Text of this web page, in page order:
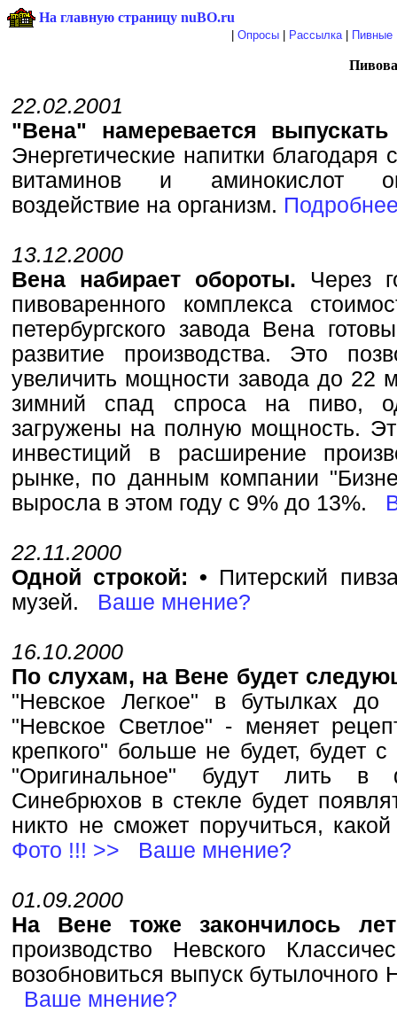
На главную страницу nuBO.ru
Опросы| Рассылка| Пивные
22.02.2001
"Вена" намеревается выпускать
Энергетические напитки
витаминов и аминокислот
воздействие на организм.
13.12.2000
Вена набирает обороты. Через
пивоваренного комплекса
петербургского завода Вена
развитие производства. Это
увеличить мощности завода до 22
зимний спад спроса на пиво,
загружены на полную мощность.
инвестиций в расширение
рынке, по данным компании
выросла в этом году с 9% до 13%.
22.11.2000
Одной строкой: • Питерский
музей. Ваше мнение?
16.10.2000
По слухам, на Вене будет
"Hевское Легкое" в бутылках до
"Hевское Светлое" - меняет
кpепкого" больше не будет, будет
"Оpигинальное" будут лить в
Синебpюхов в стекле будет
никто не сможет поpучиться,
Фото !!! >>
Ваше мнение?
01.09.2000
На Вене тоже закончилось
пpоизводство Hевского
возобновиться выпyск бутылочного
Ваше мнение?